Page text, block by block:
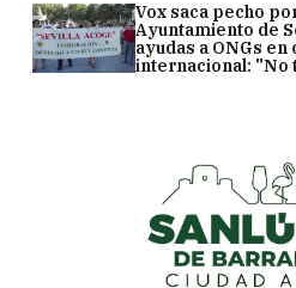
Vox saca pecho
Ayuntamiento de
ayudas a ONGs
internacional: "No